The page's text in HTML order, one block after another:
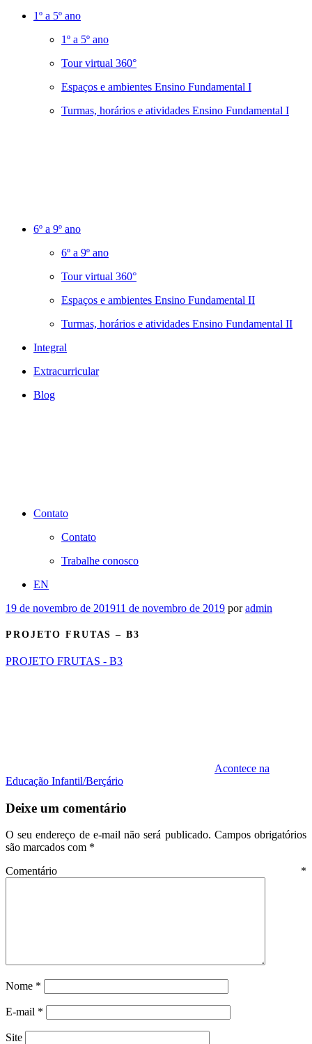
1º a 5º ano
1º a 5º ano
Tour virtual 360°
Espaços e ambientes Ensino Fundamental I
Turmas, horários e atividades Ensino Fundamental I
6º a 9º ano
6º a 9º ano
Tour virtual 360°
Espaços e ambientes Ensino Fundamental II
Turmas, horários e atividades Ensino Fundamental II
Integral
Extracurricular
Blog
Contato
Contato
Trabalhe conosco
EN
Publicado
19 de novembro de 201911 de novembro de 2019 poradmin
PROJETO FRUTAS – B3
PROJETO FRUTAS - B3
Acontece na
Educação Infantil/Berçário
Deixe um comentário
O seu endereço de e-mail não será publicado. Campos obrigatórios
são marcados com *
Comentário *
Nome *
E-mail *
Site